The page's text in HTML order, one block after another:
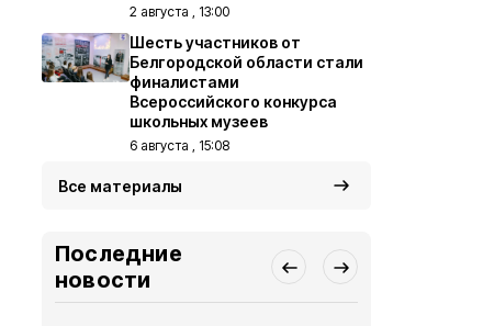
2 августа , 13:00
Шесть участников от
Белгородской области стали
финалистами
Всероссийского конкурса
школьных музеев
6 августа , 15:08
Все материалы
Последние
новости